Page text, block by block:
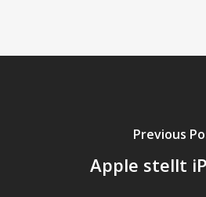
Previous
Apple stellt